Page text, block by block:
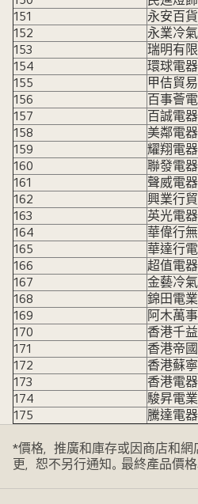
151
永安百貨
152
永業冷
153
瑞明有
154
環球電
155
甲佶貿
156
百事薈
157
百誠電
158
美鄰電
159
耀翔電
160
聯發電
161
聲威電
162
興業行
163
英光電
164
華偉行
165
華達行
166
超值電器
167
金藝冷
168
錦田電業
169
阿木萬
170
香港千
171
香港帝
172
香港蘇
173
香港電
174
駿昇電
175
騰達電
*價格，推廣和庫存或因商店和網
更，恕不另行通知。最終產品價